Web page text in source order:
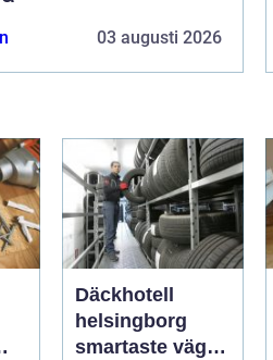
03 augusti 2026
Däckhotell
helsingborg
smartaste vägen